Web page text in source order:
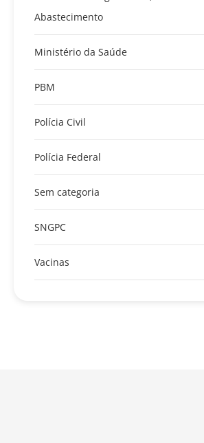
Abastecimento
Ministério da Saúde
PBM
Polícia Civil
Polícia Federal
Sem categoria
SNGPC
Vacinas